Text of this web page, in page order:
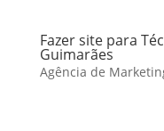
Fazer site para
Guimarães
Agência de